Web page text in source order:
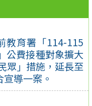
教育署「114-115
公費接種對象擴大
眾」措施，延長至
導一案。